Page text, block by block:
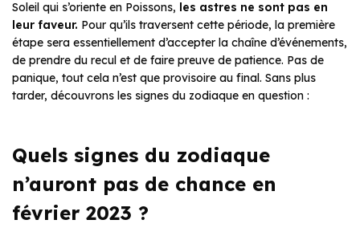
Soleil qui s’oriente en Poissons, les astres ne sont pas en
leur faveur. Pour qu’ils traversent cette période, la première
étape sera essentiellement d’accepter la chaîne d’événements,
de prendre du recul et de faire preuve de patience. Pas de
panique, tout cela n’est que provisoire au final. Sans plus
tarder, découvrons les signes du zodiaque en question :
Quels signes du zodiaque
n’auront pas de chance en
février 2023 ?